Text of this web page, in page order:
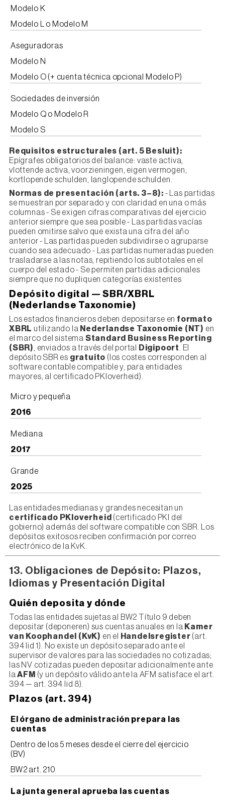
Modelo K
Modelo L o Modelo M
Aseguradoras
Modelo N
Modelo O (+ cuenta técnica opcional Modelo P)
Sociedades de inversión
Modelo Q o Modelo R
Modelo S
Requisitos estructurales (art. 5 Besluit):
Epígrafes obligatorios del balance: vaste activa,
vlottende activa, voorzieningen, eigen vermogen,
kortlopende schulden, langlopende schulden.
Normas de presentación (arts. 3–8): - Las partidas
se muestran por separado y con claridad en una o más
columnas - Se exigen cifras comparativas del ejercicio
anterior siempre que sea posible - Las partidas vacías
pueden omitirse salvo que exista una cifra del año
anterior - Las partidas pueden subdividirse o agruparse
cuando sea adecuado - Las partidas numeradas pueden
trasladarse a las notas, repitiendo los subtotales en el
cuerpo del estado - Se permiten partidas adicionales
siempre que no dupliquen categorías existentes
Depósito digital — SBR/XBRL
(Nederlandse Taxonomie)
Los estados financieros deben depositarse en formato
XBRL utilizando la Nederlandse Taxonomie (NT) en
el marco del sistema Standard Business Reporting
(SBR)
, enviados a través del portal Digipoort
. El
depósito SBR es gratuito (los costes corresponden al
software contable compatible y, para entidades
mayores, al certificado PKIoverheid).
Micro y pequeña
2016
Mediana
2017
Grande
2025
Las entidades medianas y grandes necesitan un
certificado PKIoverheid (certificado PKI del
gobierno) además del software compatible con SBR. Los
depósitos exitosos reciben confirmación por correo
electrónico de la KvK.
13. Obligaciones de Depósito: Plazos,
Idiomas y Presentación Digital
Quién deposita y dónde
Todas las entidades sujetas al BW2 Título 9 deben
depositar (deponeren) sus cuentas anuales en la Kamer
van Koophandel (KvK) en el Handelsregister (art.
394 lid 1). No existe un depósito separado ante el
supervisor de valores para las sociedades no cotizadas;
las NV cotizadas pueden depositar adicionalmente ante
laAFM (y un depósito válido ante la AFM satisface el art.
394 — art. 394 lid 8).
Plazos (art. 394)
El órgano de administración prepara las
cuentas
Dentro de los 5 meses desde el cierre del ejercicio
(BV)
BW2 art. 210
La junta general aprueba las cuentas